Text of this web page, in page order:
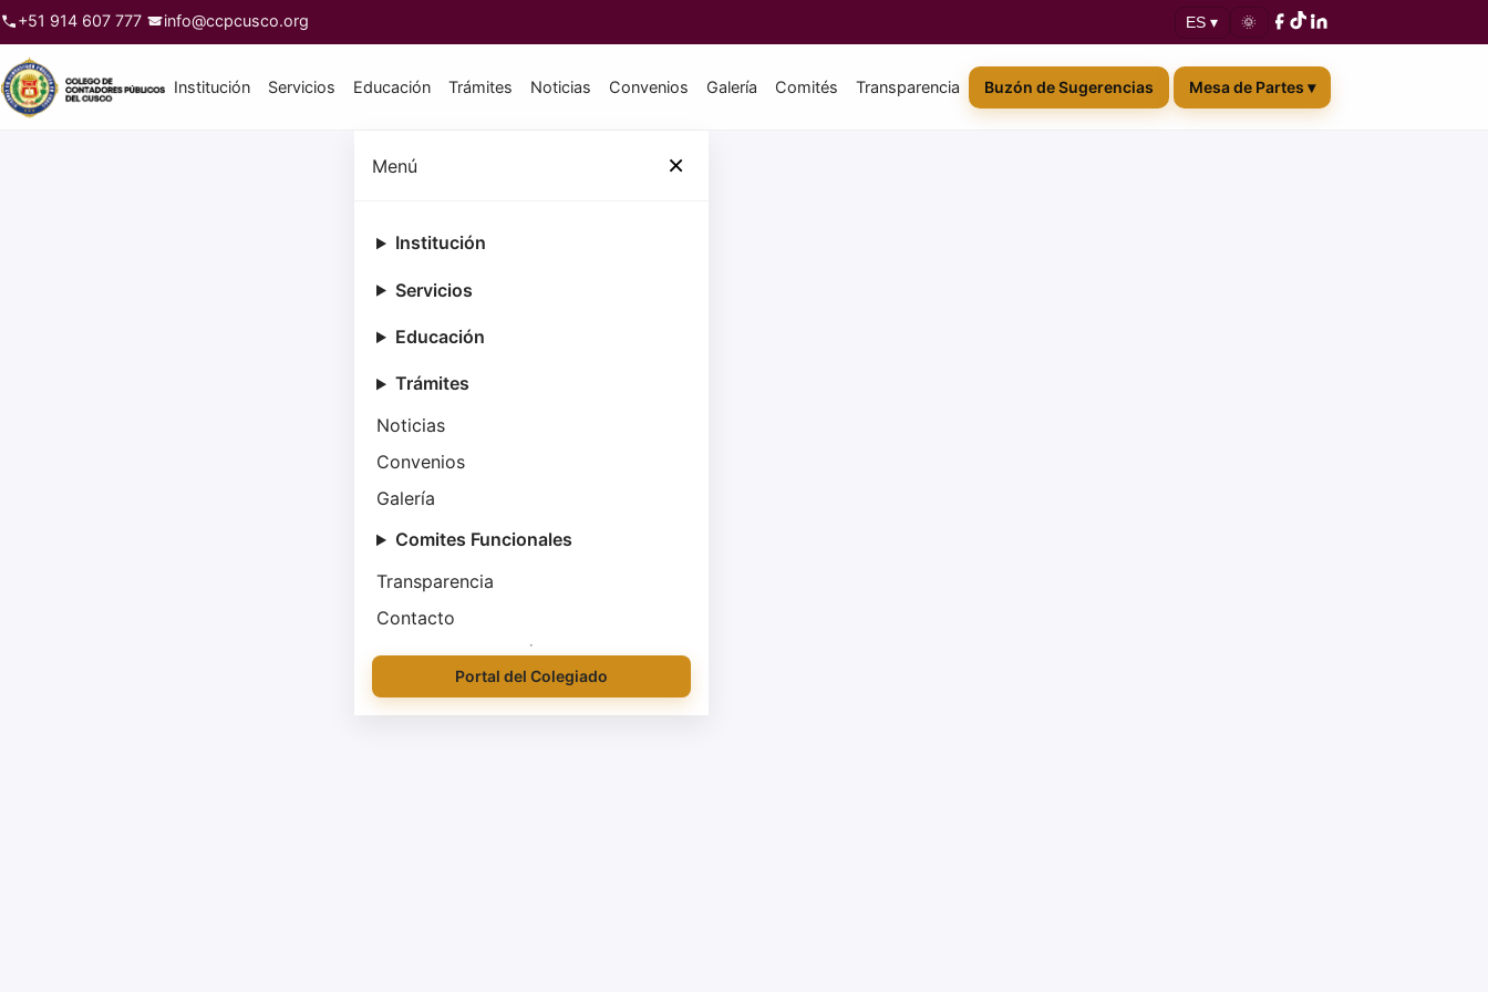
+51 914 607 777 info@ccpcusco.org ES ▾ 🌞
Institución Servicios Educación Trámites Noticias Convenios Galería Comités Transparencia Buzón de Sugerencias Mesa de Partes ▾
Menú ×
Institución
Servicios
Educación
Trámites
Noticias
Convenios
Galería
Comites Funcionales
Transparencia
Contacto
Portal del Colegiado